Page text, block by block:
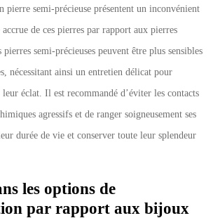
pierre semi-précieuse présentent un inconvénient
de ces pierres par rapport aux pierres
semi-précieuses peuvent être plus sensibles
nécessitant ainsi un entretien délicat pour
éclat. Il est recommandé d’éviter les contacts
agressifs et de ranger soigneusement ses
durée de vie et conserver toute leur splendeur
les options de
par rapport aux bijoux